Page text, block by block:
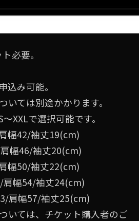
必要。
み可能。
ては別途かかります。
XXLで選択可能です。
幅42/袖丈19(cm)
幅46/袖丈20(cm)
幅50/袖丈22(cm)
肩幅54/袖丈24(cm)
肩幅57/袖丈25(cm)
いては、チケット購入者のご